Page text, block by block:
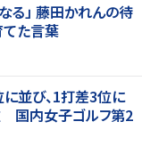
る」 藤田かれんの待
た言葉
並び、1打差3位に
国内女子ゴルフ第2